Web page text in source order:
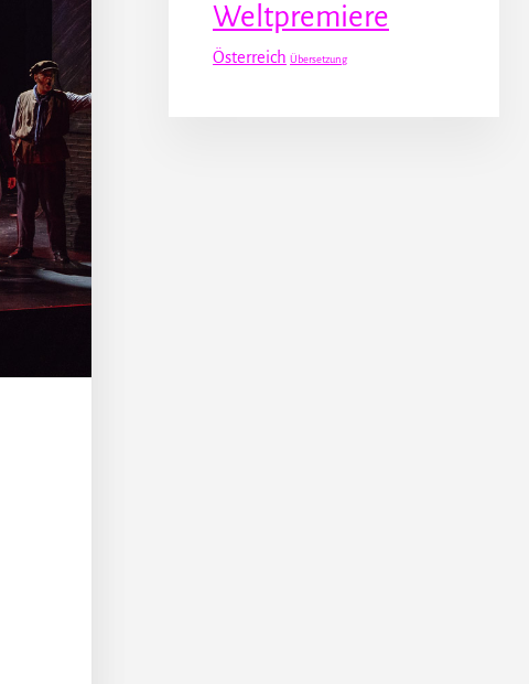
Weltpremiere
Österreich Übersetzung